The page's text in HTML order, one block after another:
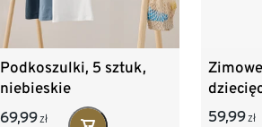
Podkoszulki, 5 sztuk,
niebieskie
69,99 zł
59,99 zł